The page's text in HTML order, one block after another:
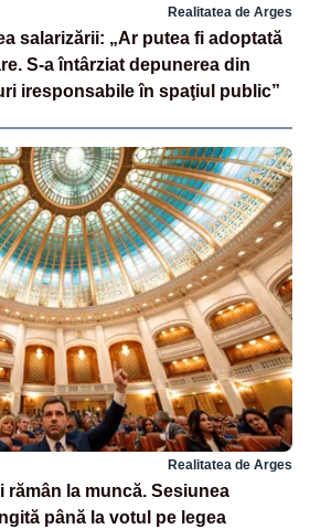
Realitatea de Arges
salarizării: „Ar putea fi adoptată
S-a întârziat depunerea din
iresponsabile în spaţiul public”
Realitatea de Arges
rămân la muncă. Sesiunea
până la votul pe legea